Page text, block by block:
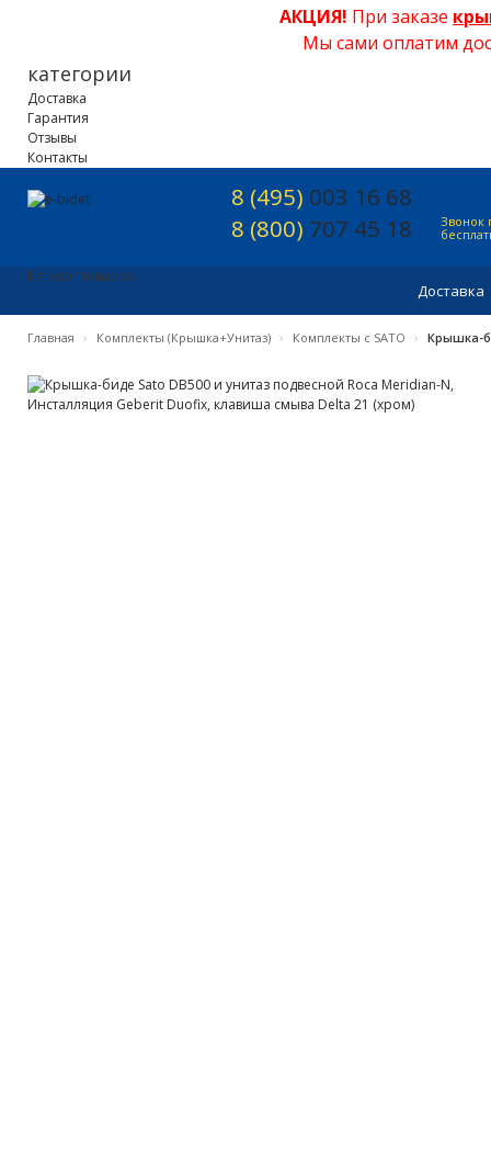
АКЦИЯ! При заказе
Мы сами оплатим
категории
Доставка
Гарантия
Отзывы
Контакты
8 (495) 003 16 68
8 (800) 707 45 18
Звонок
Каталог товаров
Доставка
Главная › Комплекты (Крышка+Унитаз) › Комплекты с SATO › Крышка-